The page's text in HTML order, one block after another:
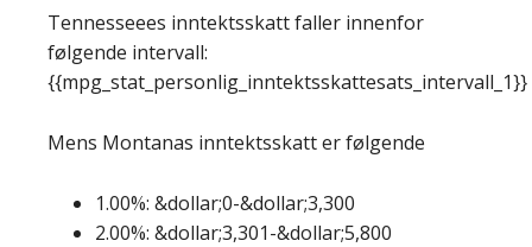
Tennesseees inntektsskatt faller innenfor
følgende intervall:
{{mpg_stat_personlig_inntektsskattesats_intervall_1}}
Mens Montanas inntektsskatt er følgende
1.00%: &dollar;0-&dollar;3,300
2.00%: &dollar;3,301-&dollar;5,800